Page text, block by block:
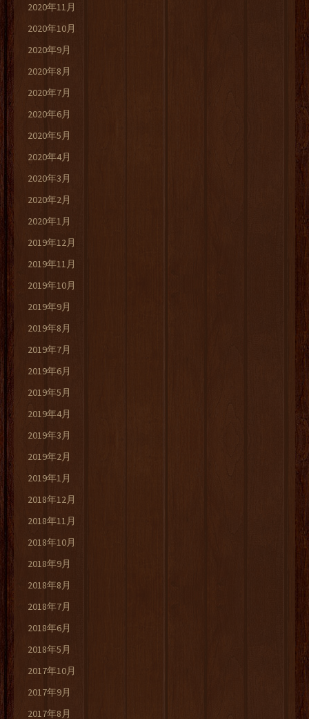
2020年11月
2020年10月
2020年9月
2020年8月
2020年7月
2020年6月
2020年5月
2020年4月
2020年3月
2020年2月
2020年1月
2019年12月
2019年11月
2019年10月
2019年9月
2019年8月
2019年7月
2019年6月
2019年5月
2019年4月
2019年3月
2019年2月
2019年1月
2018年12月
2018年11月
2018年10月
2018年9月
2018年8月
2018年7月
2018年6月
2018年5月
2017年10月
2017年9月
2017年8月